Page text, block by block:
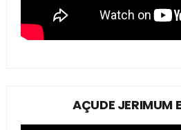
AÇUDE JERIMUM